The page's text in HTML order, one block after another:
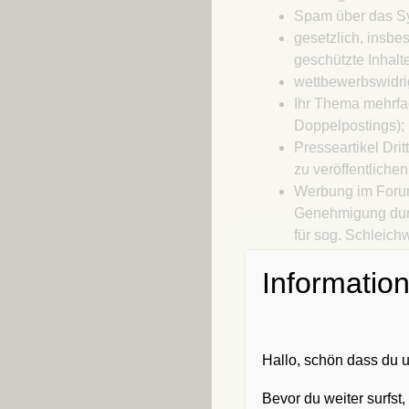
Spam über das
gesetzlich,
geschützte
Ihr Thema
Doppelpostings);
Presseartikel
zu
Werbung im
Genehmigung
für sog.
innerhalb von
Beiträge und
Hallo, schön dass du
Bevor du weiter